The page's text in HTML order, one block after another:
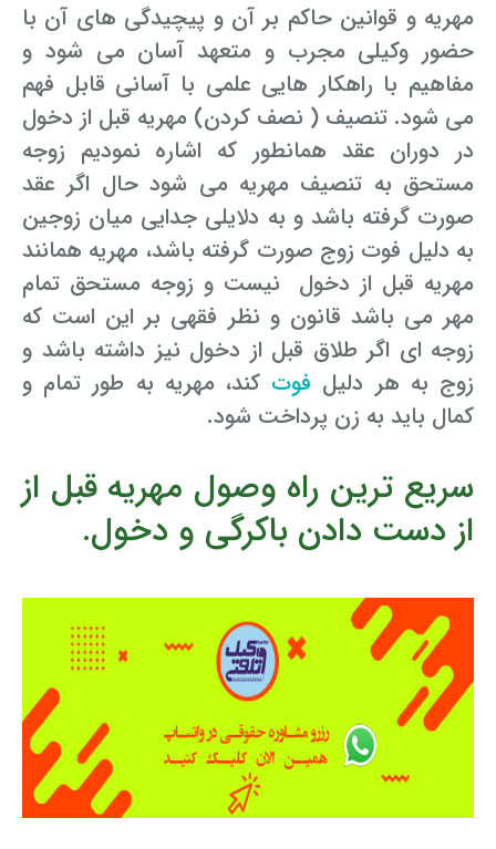
مهریه و قوانین حاکم بر آن و پیچیدگی های آن با
حضور وکیلی مجرب و متعهد آسان می شود و
مفاهیم با راهکار هایی علمی با آسانی قابل فهم
می شود. تنصیف ( نصف کردن) مهریه قبل از دخول
در دوران عقد همانطور که اشاره نمودیم زوجه
مستحق به تنصیف مهریه می شود حال اگر عقد
صورت گرفته باشد و به دلایلی جدایی میان زوجین
به دلیل فوت زوج صورت گرفته باشد، مهریه همانند
مهریه قبل از دخول نیست و زوجه مستحق تمام
مهر می باشد قانون و نظر فقهی بر این است که
زوجه ای اگر طلاق قبل از دخول نیز داشته باشد و
زوج به هر دلیل فوت کند، مهریه به طور تمام و
کمال باید به زن پرداخت شود.
سریع ترین راه وصول مهریه قبل از
از دست دادن باکرگی و دخول.